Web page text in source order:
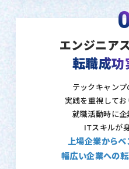
エンジニア
転職成功
テックキャン
実践を重視してお
就職活動時に
ITスキルが
上場企業から
幅広い企業への